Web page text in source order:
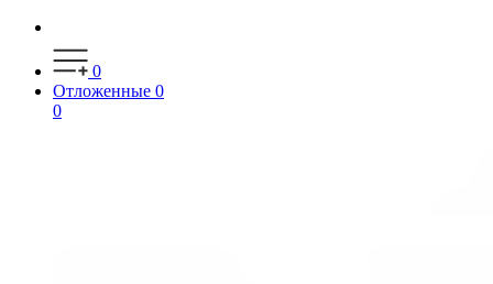
0
Отложенные 0
0